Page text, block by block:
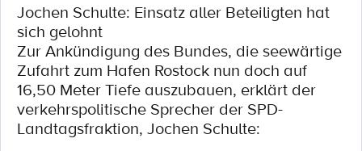
Jochen Schulte: Einsatz aller Beteiligten hat
sich gelohnt
Zur Ankündigung des Bundes, die seewärtige
Zufahrt zum Hafen Rostock nun doch auf
16,50 Meter Tiefe auszubauen, erklärt der
verkehrspolitische Sprecher der SPD-
Landtagsfraktion, Jochen Schulte: